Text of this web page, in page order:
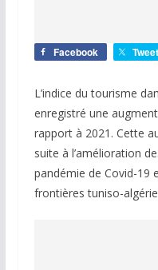
Facebook Tweet
L’indice du tourisme
enregistré une
rapport à 2021. Cette
suite à l’amélioration
pandémie de Covid-19
frontières tuniso-